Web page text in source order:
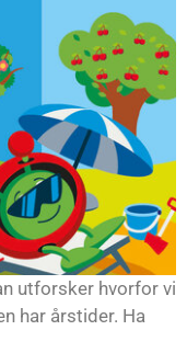
utforsker hvorfor vi
har årstider. Ha